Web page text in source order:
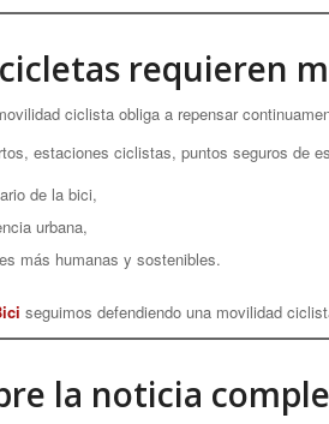
requieren
ciclista obliga a repensar
estaciones ciclistas, puntos seguros de
de la bici,
urbana,
más humanas y sostenibles.
seguimos defendiendo una movilidad
la noticia